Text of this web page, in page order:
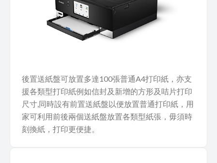
後置送紙盤可放置多達100張普通A4打印紙，亦支
援各類型打印紙例如信封及新增的方形及咭片打印
尺寸,同時設有前置送紙盤以便放置普通打印紙，用
家可利用前後兩個送紙盤放置各類型紙張，毋須時
刻換紙，打印更便捷。